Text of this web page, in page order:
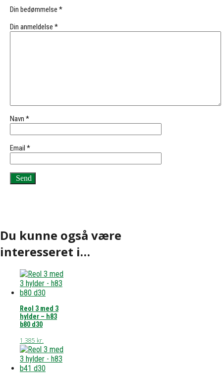
Din bedømmelse *
Din anmeldelse *
Navn *
Email *
Du kunne også være
interesseret i…
Reol 3 med 3
hylder – h83
b80 d30
1.385 kr.